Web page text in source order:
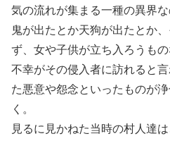
気の流れが集まる一種の異界な
鬼が出たとか天狗が出たとか
ず、女や子供が立ち入ろうも
不幸がその侵入者に訪れると
た悪意や怨念といったものが
く。
見るに見かねた当時の村人達